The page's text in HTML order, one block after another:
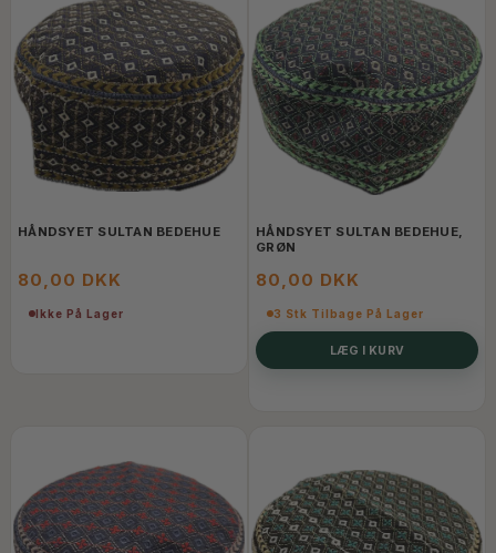
HÅNDSYET SULTAN BEDEHUE
80,00 DKK
Ikke På Lager
HÅNDSYET SULTAN BEDEHUE,
GRØN
80,00 DKK
3 Stk Tilbage På Lager
LÆG I KURV